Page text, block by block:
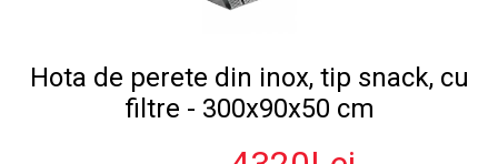
Hota de perete din inox, tip snack, cu
filtre - 300x90x50 cm